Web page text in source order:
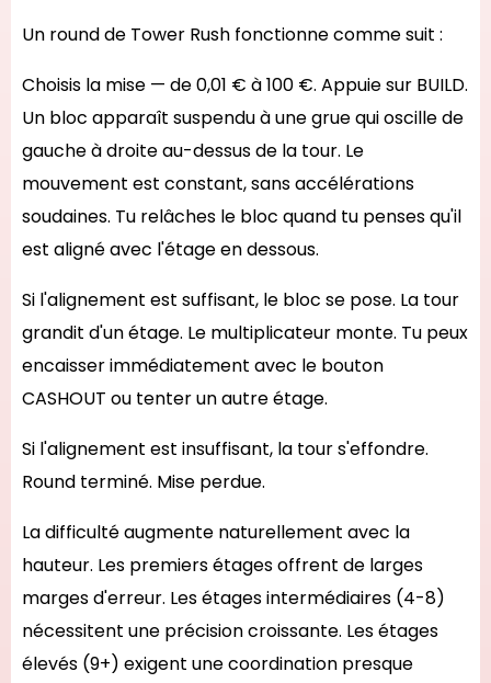
Un round de Tower Rush fonctionne comme suit :
Choisis la mise — de 0,01 € à 100 €. Appuie sur BUILD.
Un bloc apparaît suspendu à une grue qui oscille de
gauche à droite au-dessus de la tour. Le
mouvement est constant, sans accélérations
soudaines. Tu relâches le bloc quand tu penses qu'il
est aligné avec l'étage en dessous.
Si l'alignement est suffisant, le bloc se pose. La tour
grandit d'un étage. Le multiplicateur monte. Tu peux
encaisser immédiatement avec le bouton
CASHOUT ou tenter un autre étage.
Si l'alignement est insuffisant, la tour s'effondre.
Round terminé. Mise perdue.
La difficulté augmente naturellement avec la
hauteur. Les premiers étages offrent de larges
marges d'erreur. Les étages intermédiaires (4-8)
nécessitent une précision croissante. Les étages
élevés (9+) exigent une coordination presque